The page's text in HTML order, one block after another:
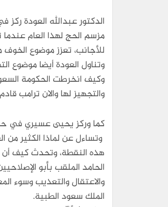
الدكتور عبدالله العودة
للأجانب، تعزز موضوع الخوف
وتناول العودة أيضا موضوع
وكيف انخرطت الحكومة
والتجهيز لها والان ترامب
كما وركز يحيى عسيري في
وتساءل عن لماذا الكثير
هذه النقطة، وتحدث كيف أن
الحامد الملقب بأبو
الملك سعود الطبية.